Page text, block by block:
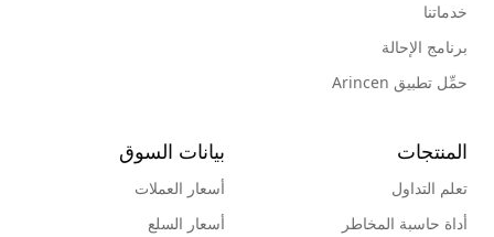
خدماتنا
برنامج الإحالة
حمِّل تطبيق Arincen
المنتجات
تعلم التداول
أداة حاسبة المخاطر
بيانات السوق
أسعار العملات
أسعار السلع